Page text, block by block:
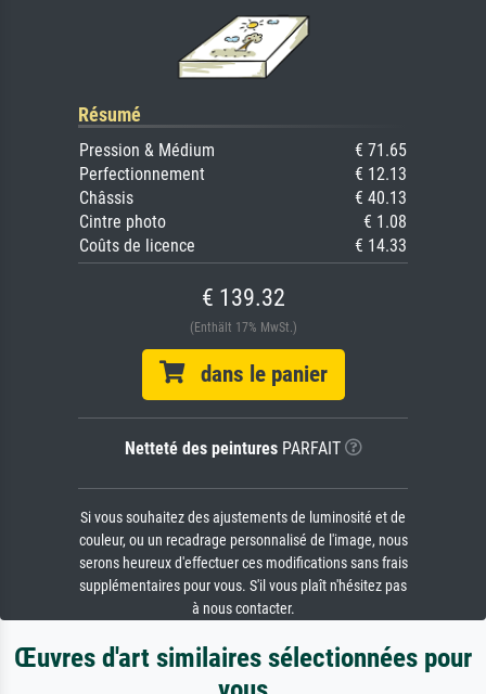
Résumé
Pression & Médium
€ 71.65
Perfectionnement
€ 12.13
Châssis
€ 40.13
Cintre photo
€ 1.08
Coûts de licence
€ 14.33
€ 139.32
(Enthält 17% MwSt.)
dans le panier
Netteté des peinturesPARFAIT
Si vous souhaitez des ajustements de luminosité et de
couleur, ou un recadrage personnalisé de l'image, nous
serons heureux d'effectuer ces modifications sans frais
supplémentaires pour vous. S'il vous plaît n'hésitez pas
à nous contacter.
Œuvres d'art similaires sélectionnées pour